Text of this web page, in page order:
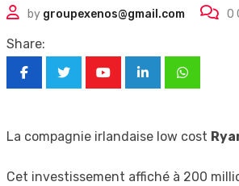
by groupexenos@gmail.com 0
Share:
LinkedInWhatsapp
La compagnie irlandaise low cost
Cet investissement affiché à 200